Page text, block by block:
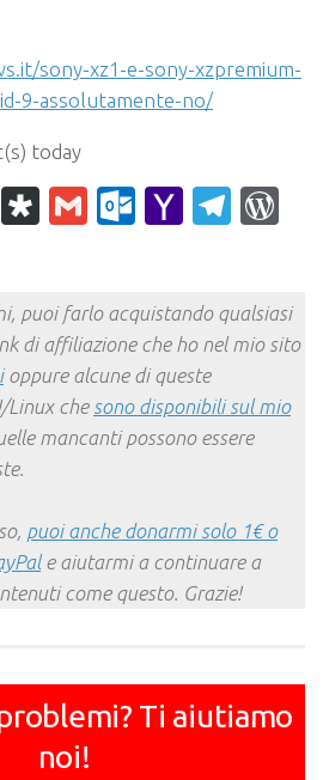
sony-xz1-e-sony-xzpremium-
9-assolutamente-no/
today
WhatsApp
Diaspora
Gmail Yahoo
puoi farlo acquistando qualsiasi
di affiliazione che ho nel mio sito
oppure alcune di queste
Linux che sono disponibili sul mio
mancanti possono essere
puoi anche donarmi solo 1€ o
e aiutarmi a continuare a
come questo. Grazie!
Ti aiutiamo
noi!